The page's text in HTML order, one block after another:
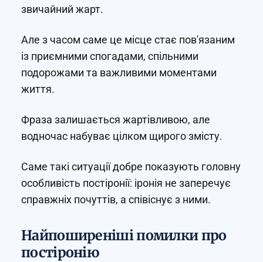
звичайний жарт.
Але з часом саме це місце стає пов'язаним
із приємними спогадами, спільними
подорожами та важливими моментами
життя.
Фраза залишається жартівливою, але
водночас набуває цілком щирого змісту.
Саме такі ситуації добре показують головну
особливість постіронії: іронія не заперечує
справжніх почуттів, а співіснує з ними.
Найпоширеніші помилки про
постіронію